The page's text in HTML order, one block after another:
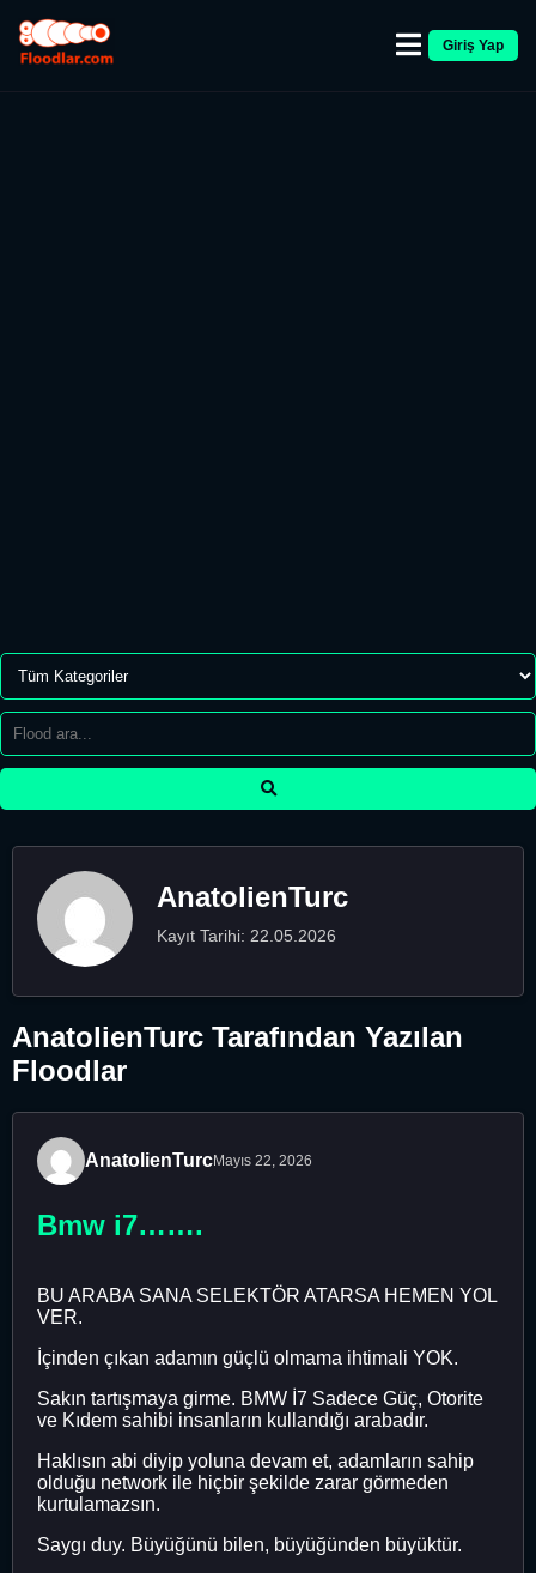
Giriş Yap
AnatolienTurc
Kayıt Tarihi: 22.05.2026
AnatolienTurc Tarafından Yazılan
Floodlar
AnatolienTurcMayıs 22, 2026
Bmw i7…….
BU ARABA SANA SELEKTÖR ATARSA HEMEN YOL
VER.
İçinden çıkan adamın güçlü olmama ihtimali YOK.
Sakın tartışmaya girme. BMW İ7 Sadece Güç, Otorite
ve Kıdem sahibi insanların kullandığı arabadır.
Haklısın abi diyip yoluna devam et, adamların sahip
olduğu network ile hiçbir şekilde zarar görmeden
kurtulamazsın.
Saygı duy. Büyüğünü bilen, büyüğünden büyüktür.